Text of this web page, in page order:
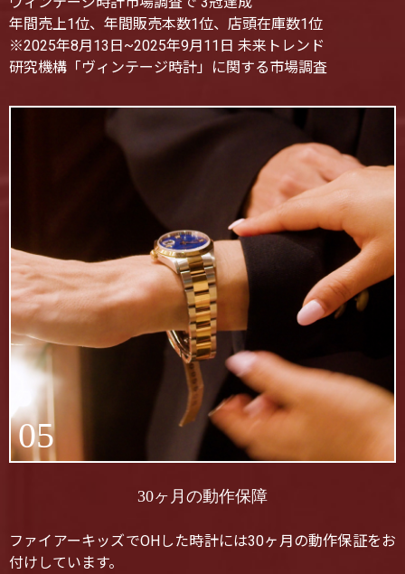
年間売上1位、年間販売本数1位、店頭在庫数1位
※2025年8月13日~2025年9月11日 未来トレンド
研究機構「ヴィンテージ時計」に関する市場調査
05
30ヶ月の動作保障
ファイアーキッズでOHした時計には30ヶ月の動作保証をお
付けしています。